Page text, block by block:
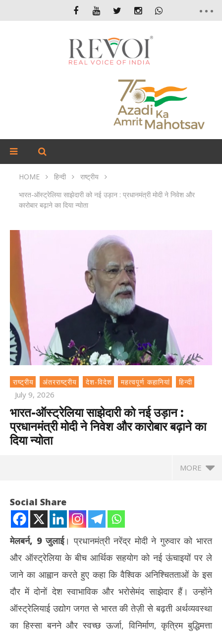
HOME हिन्दी
राष्ट्रीय
भारत-ऑस्ट्रेलिया साझेदारी को नई उड़ान : प्रधानमंत्री मोदी ने निवेश और
कारोबार बढ़ाने का दिया न्योता
राष्ट्रीय अंतरराष्ट्रीय देश-विदेश महत्वपूर्ण कहानियां हिन्दी
July 9, 2026
भारत-ऑस्ट्रेलिया साझेदारी को नई उड़ान :
प्रधानमंत्री मोदी ने निवेश और कारोबार बढ़ाने का
दिया न्योता
MORE
NOW VIEWING
Social Share
मेलबर्न, 9 जुलाई। प्रधानमंत्री नरेंद्र मोदी ने गुरुवार को भारत
और ऑस्ट्रेलिया के बीच आर्थिक सहयोग को नई ऊंचाइयों पर ले
जाने का आह्वान करते हुए कहा कि वैश्विक अनिश्चितताओं के इस
दौर में दोनों देश स्वाभाविक और भरोसेमंद साझेदार हैं। उन्होंने
ऑस्ट्रेलियाई उद्योग जगत से भारत की तेज़ी से बढ़ती अर्थव्यवस्था
का हिस्सा बनने और स्वच्छ ऊर्जा, विनिर्माण, कृत्रिम बुद्धिमत्ता